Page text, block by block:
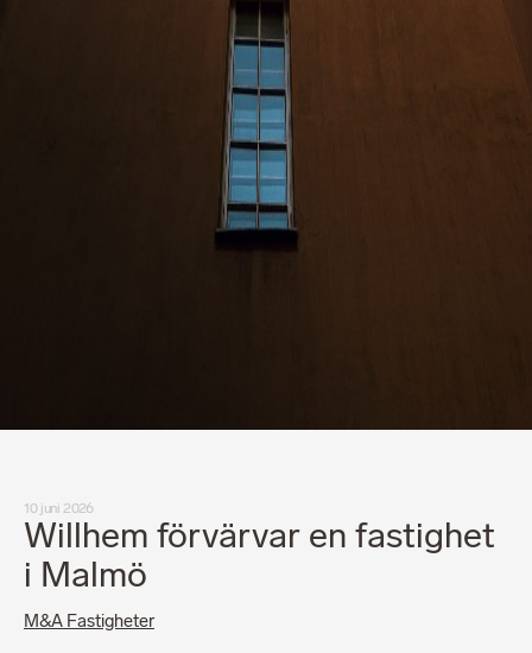
10 juni 2026
Willhem förvärvar en fastighet
i Malmö
M&A Fastigheter